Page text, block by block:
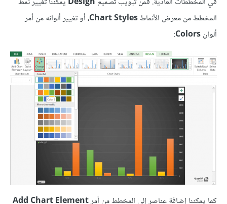
المخطط من معرض الأنماطChart Styles، أو تغيير ألوانه من أمر
ألوانColors
:
كما يمكننا إضافة عناصر إلى المخطط من أمرAdd Chart Element